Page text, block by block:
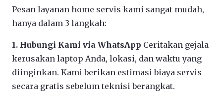
Pesan layanan home servis kami sangat mudah,
hanya dalam 3 langkah:
1. Hubungi Kami via WhatsApp Ceritakan gejala
kerusakan laptop Anda, lokasi, dan waktu yang
diinginkan. Kami berikan estimasi biaya servis
secara gratis sebelum teknisi berangkat.